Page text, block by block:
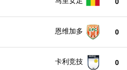
恩维加多 0
卡利竞技 0